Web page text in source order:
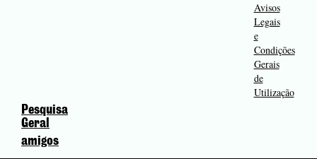
Avisos
Legais
e
Condições
Gerais
de
Utilização
Pesquisa
Geral
amigos